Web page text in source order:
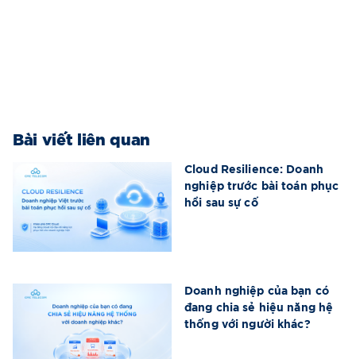
Bài viết liên quan
Cloud Resilience: Doanh
nghiệp trước bài toán phục
hồi sau sự cố
Doanh nghiệp của bạn có
đang chia sẻ hiệu năng hệ
thống với người khác?